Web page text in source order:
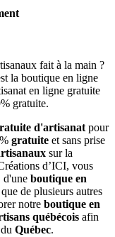
d'artisanat pour
gratuite et sans prise
sur la
d’ICI, vous
d'une boutique en
de plusieurs autres
notre boutique en
québécois afin
du Québec.